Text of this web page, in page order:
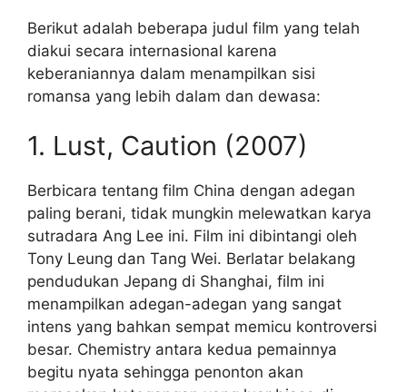
Berikut adalah beberapa judul film yang telah
diakui secara internasional karena
keberaniannya dalam menampilkan sisi
romansa yang lebih dalam dan dewasa:
1. Lust, Caution (2007)
Berbicara tentang film China dengan adegan
paling berani, tidak mungkin melewatkan karya
sutradara Ang Lee ini. Film ini dibintangi oleh
Tony Leung dan Tang Wei. Berlatar belakang
pendudukan Jepang di Shanghai, film ini
menampilkan adegan-adegan yang sangat
intens yang bahkan sempat memicu kontroversi
besar. Chemistry antara kedua pemainnya
begitu nyata sehingga penonton akan